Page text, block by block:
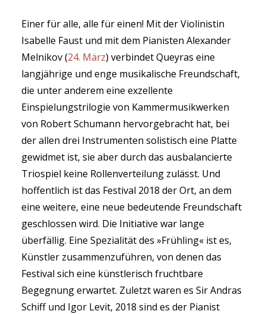
Einer für alle, alle für einen! Mit der Violinistin
Isabelle Faust und mit dem Pianisten Alexander
Melnikov (24. März) verbindet Queyras eine
langjährige und enge musikalische Freundschaft,
die unter anderem eine exzellente
Einspielungstrilogie von Kammermusikwerken
von Robert Schumann hervorgebracht hat, bei
der allen drei Instrumenten solistisch eine Platte
gewidmet ist, sie aber durch das ausbalancierte
Triospiel keine Rollenverteilung zulässt. Und
hoffentlich ist das Festival 2018 der Ort, an dem
eine weitere, eine neue bedeutende Freundschaft
geschlossen wird. Die Initiative war lange
überfällig. Eine Spezialität des »Frühling« ist es,
Künstler zusammenzuführen, von denen das
Festival sich eine künstlerisch fruchtbare
Begegnung erwartet. Zuletzt waren es Sir Andras
Schiff und Igor Levit, 2018 sind es der Pianist